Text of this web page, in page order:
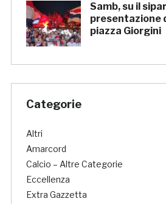
Samb, su il
presentazione
piazza Giorgini
Categorie
Altri
Amarcord
Calcio – Altre Categorie
Eccellenza
Extra Gazzetta